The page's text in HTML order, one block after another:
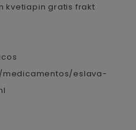
kvetiapin gratis frakt
eslava-